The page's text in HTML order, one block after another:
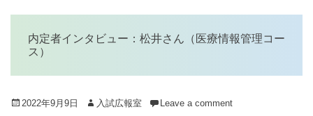
内定者インタビュー：松井さん（医療情報管理コー
ス）
Posted
2022年9月9日 Author
入試広報室 Leave a comment